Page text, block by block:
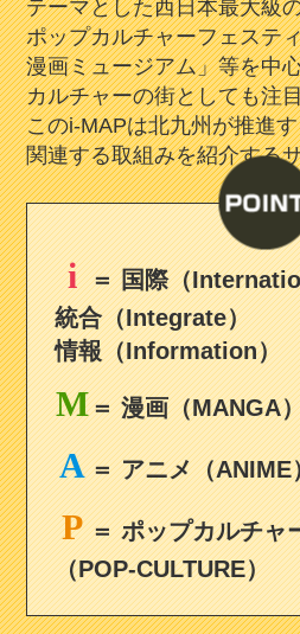
テーマとした西日本最大級
ポップカルチャーフェステ
漫画ミュージアム」等を中
カルチャーの街としても注
このi-MAPは北九州が推進
関連する取組みを紹介する
i ＝ 国際（
統合（Integrate）
情報（Information）
M＝ 漫画（MANGA
A＝ アニメ（ANIME
P ＝ ポップカルチャ
（POP-CULTURE）